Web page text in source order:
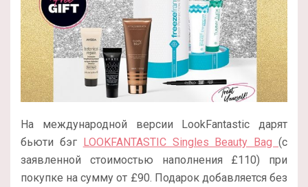
На международной версии LookFantastic дарят
бьюти бэг
LOOKFANTASTIC Singles Beauty Bag(с
заявленной стоимостью наполнения £110) при
покупке на сумму от £90. Подарок добавляется без